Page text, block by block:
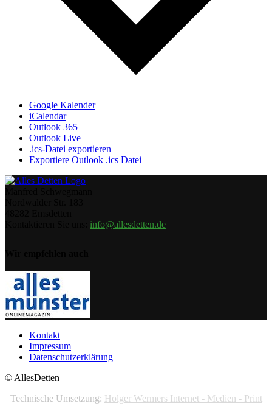
Google Kalender
iCalendar
Outlook 365
Outlook Live
.ics-Datei exportieren
Exportiere Outlook .ics Datei
info@allesdetten.de
Kontakt
Impressum
Datenschutzerklärung
© AllesDetten
Technische Umsetzung: Holger Wermers Internet - Medien - Print